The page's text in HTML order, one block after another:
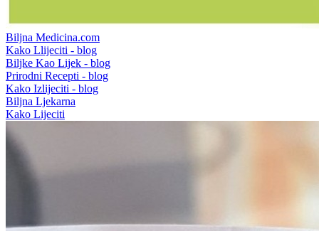
Biljna Medicina.com
Kako Llijeciti - blog
Biljke Kao Lijek - blog
Prirodni Recepti - blog
Kako Izlijeciti - blog
Biljna Ljekarna
Kako Lijeciti